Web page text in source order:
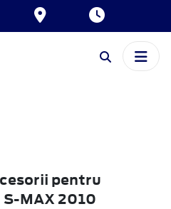
pentru
MAX 2010